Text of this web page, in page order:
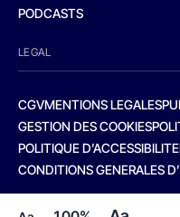
PODCASTS
LEGAL
CGVMENTIONS LEGALES
GESTION DES COOKIES
POLITIQUE D’ACCESSIBILITE
CONDITIONS GENERALES